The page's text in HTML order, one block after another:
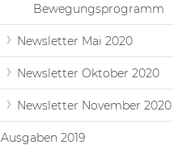
Bewegungsprogramm
Newsletter Mai 2020
Newsletter Oktober 2020
Newsletter November 2020
Ausgaben 2019